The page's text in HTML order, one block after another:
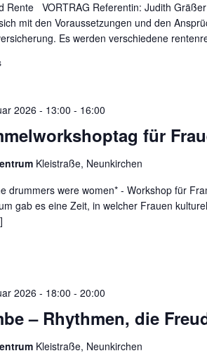
Rente VORTRAG Referentin: Judith
mit den Voraussetzungen und den
Es werden verschiedene
für
2026 - 13:00 - 16:00
Kleistraße, Neunkirchen
drummers were women* - Workshop für
gab es eine Zeit, in welcher Frauen
– Rhythmen, die
2026 - 18:00 - 20:00
Kleistraße, Neunkirchen